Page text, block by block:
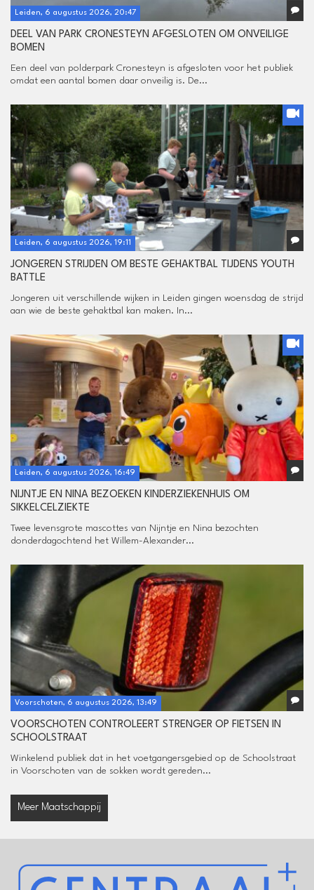
Leiden, 6 augustus 2026, 20:47
DEEL VAN PARK CRONESTEYN AFGESLOTEN OM ONVEILIGE
BOMEN
Een deel van polderpark Cronesteyn is afgesloten voor het publiek
omdat een aantal bomen daar onveilig is. De...
Leiden, 6 augustus 2026, 19:11
JONGEREN STRIJDEN OM BESTE GEHAKTBAL TIJDENS YOUTH
BATTLE
Jongeren uit verschillende wijken in Leiden gingen woensdag de strijd
aan wie de beste gehaktbal kan maken. In...
Leiden, 6 augustus 2026, 16:49
NIJNTJE EN NINA BEZOEKEN KINDERZIEKENHUIS OM
SIKKELCELZIEKTE
Twee levensgrote mascottes van Nijntje en Nina bezochten
donderdagochtend het Willem-Alexander...
Voorschoten, 6 augustus 2026, 13:49
VOORSCHOTEN CONTROLEERT STRENGER OP FIETSEN IN
SCHOOLSTRAAT
Winkelend publiek dat in het voetgangersgebied op de Schoolstraat
in Voorschoten van de sokken wordt gereden...
Meer Maatschappij